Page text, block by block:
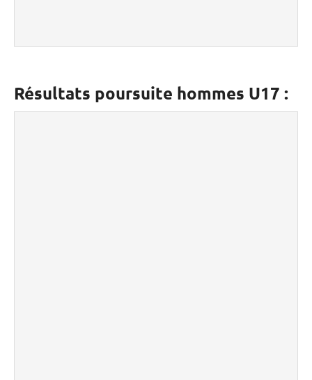
Résultats poursuite hommes U17 :